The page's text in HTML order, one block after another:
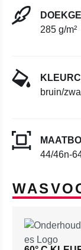
285 g/m²
bruin/
44/46n-